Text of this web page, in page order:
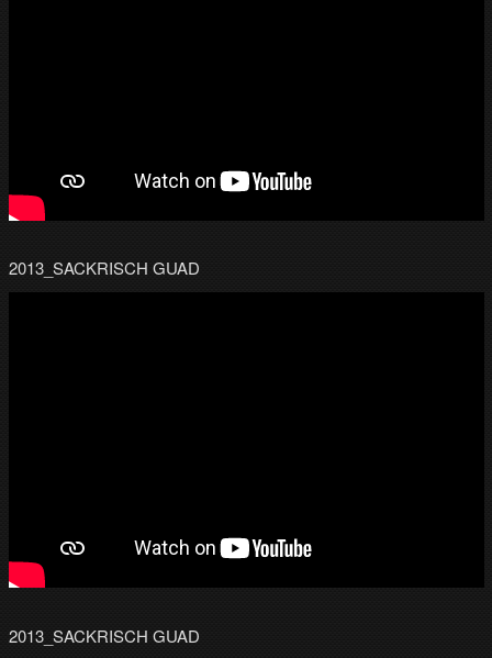
2013_SACKRISCH GUAD
2013_SACKRISCH GUAD